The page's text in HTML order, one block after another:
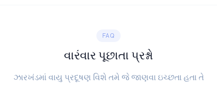
FAQ
વારંવાર પૂછાતા પ્રશ્નો
ઝારખંડમાં વાયુ પ્રદૂષણ વિશે તમે જે જાણવા ઇચ્છતા હતા તે